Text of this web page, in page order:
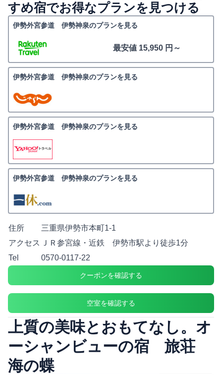
すめ宿でお得なプランを見つける
伊勢外宮参道 伊勢神泉のプランを見る
最安値 15,950 円～
伊勢外宮参道 伊勢神泉のプランを見る
伊勢外宮参道 伊勢神泉のプランを見る
伊勢外宮参道 伊勢神泉のプランを見る
住所
三重県伊勢市本町1-1
アクセス
ＪＲ参宮線・近鉄 伊勢市駅より徒歩1分
Tel
0570-0117-22
クーポンを確認する
空室を確認する
上質の美味とおもてなし。オ
ーシャンビューの宿 旅荘
海の蝶